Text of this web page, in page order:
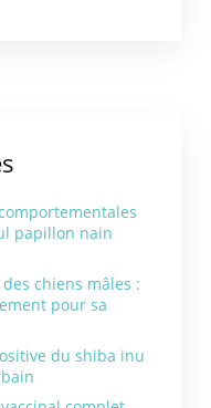
papillon nain
chiens mâles :
pour sa
du shiba inu